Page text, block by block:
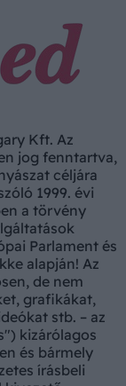
Kft. Az
jog fenntartva,
céljára
1999. évi
a törvény
Parlament és
alapján! Az
de nem
grafikákat,
stb. – az
kizárólagos
és bármely
írásbeli